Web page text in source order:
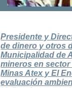
Presidente y
de dinero y otros
Municipalidad de
mineros en
Minas Atex y El
evaluación